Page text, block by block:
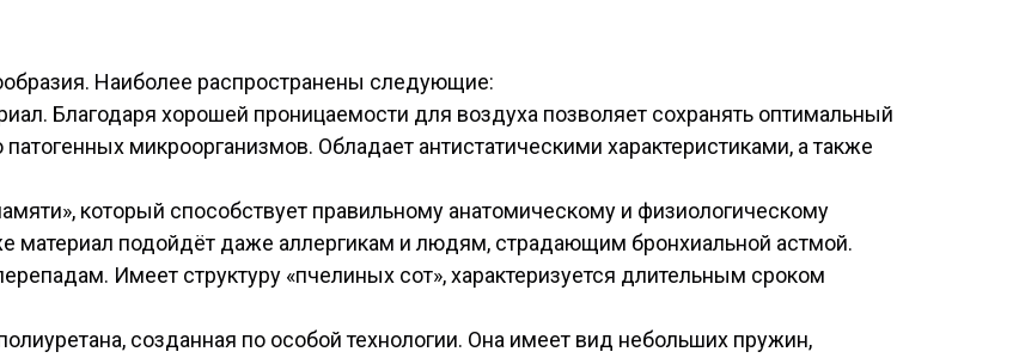
Наиболее распространены следующие:
Благодаря хорошей проницаемости для воздуха позволяет сохранять оптимальный
микроорганизмов. Обладает антистатическими характеристиками, а также
который способствует правильному анатомическому и физиологическому
материал подойдёт даже аллергикам и людям, страдающим бронхиальной астмой.
Имеет структуру «пчелиных сот», характеризуется длительным сроком
созданная по особой технологии. Она имеет вид небольших пружин,